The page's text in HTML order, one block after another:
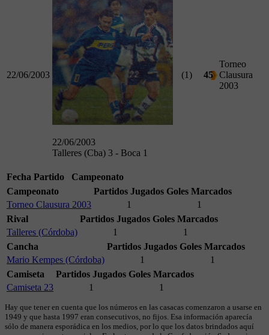
22/06/2003
22/06/2003
Talleres (Cba) 3 - Boca 1
(1) 45
Torneo
Clausura
2003
Fecha Partido
Campeonato
Campeonato
Partidos Jugados Goles Marcados
Torneo Clausura 2003
1
1
Rival
Partidos Jugados Goles Marcados
Talleres (Córdoba)
1
1
Cancha
Partidos Jugados Goles Marcados
Mario Kempes (Córdoba)
1
1
Camiseta
Partidos Jugados Goles Marcados
Camiseta 23
1 1
Hay que tener en cuenta que los números en las casacas comenzaron a usarse en
1949 y que hasta 1997 eran consecutivos, no fijos. Esa información aparecía
sólo de manera esporádica en los medios, por lo que los datos brindados aquí